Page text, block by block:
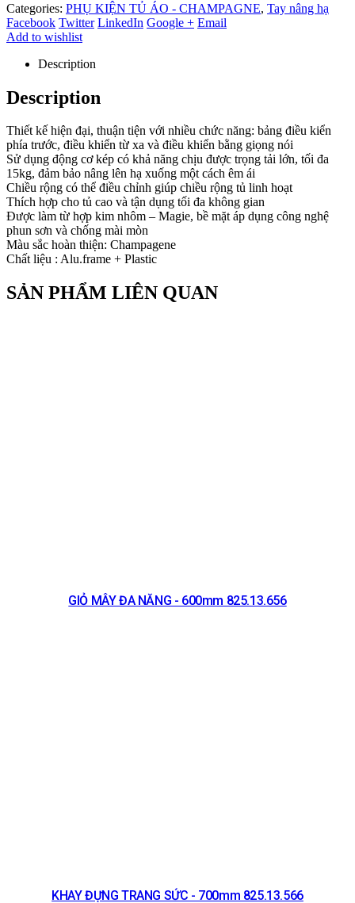
Categories: PHỤ KIỆN TỦ ÁO - CHAMPAGNE, Tay nâng hạ
Facebook Twitter LinkedIn Google + Email
Add to wishlist
Description
Description
Thiết kế hiện đại, thuận tiện với nhiều chức năng: bảng điều kiển
phía trước, điều khiển từ xa và điều khiển bằng giọng nói
Sử dụng động cơ kép có khả năng chịu được trọng tải lớn, tối đa
15kg, đảm bảo nâng lên hạ xuống một cách êm ái
Chiều rộng có thể điều chỉnh giúp chiều rộng tủ linh hoạt
Thích hợp cho tủ cao và tận dụng tối đa không gian
Được làm từ hợp kim nhôm – Magie, bề mặt áp dụng công nghệ
phun sơn và chống mài mòn
Màu sắc hoàn thiện: Champagene
Chất liệu : Alu.frame + Plastic
SẢN PHẨM LIÊN QUAN
GIỎ MÂY ĐA NĂNG - 600mm 825.13.656
KHAY ĐỰNG TRANG SỨC - 700mm 825.13.566